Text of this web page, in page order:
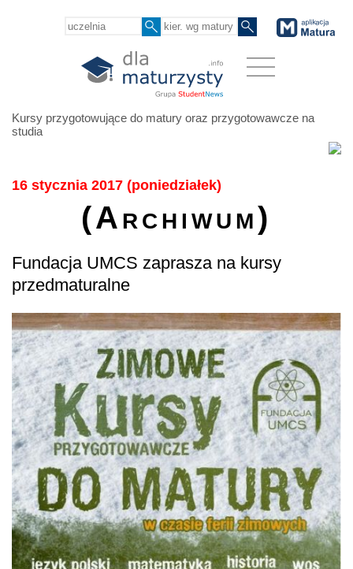
Kursy przygotowujące do matury oraz przygotowawcze na
studia
16 stycznia 2017 (poniedziałek)
(Archiwum)
Fundacja UMCS zaprasza na kursy
przedmaturalne